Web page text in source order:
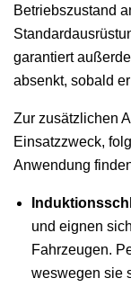
Betriebszustand
garantiert
absenkt, sobald
Zur zusätzlichen
Einsatzzweck,
Anwendung
und eignen
Fahrzeugen.
weswegen sie